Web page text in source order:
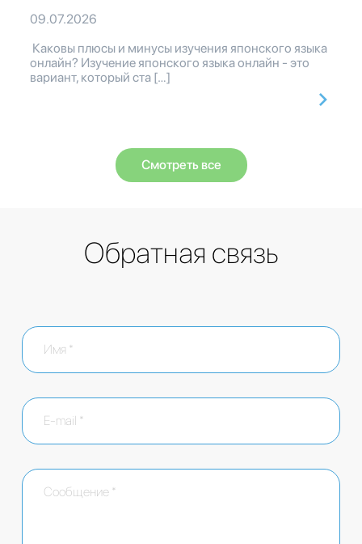
09.07.2026
Каковы плюсы и минусы изучения японского языка
онлайн? Изучение японского языка онлайн - это
вариант, который ста […]
Смотреть все
Обратная связь